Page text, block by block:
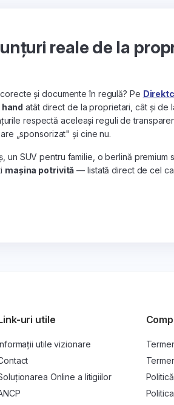
reale de la
și documente în regulă? Pe
atât direct de la proprietari, cât și de
respectă aceleași reguli de
„sponsorizat" și cine nu.
SUV pentru familie, o berlină premium
mașina potrivită — listată direct de cel
uri utile
utile vizionare
Online a litigiilor